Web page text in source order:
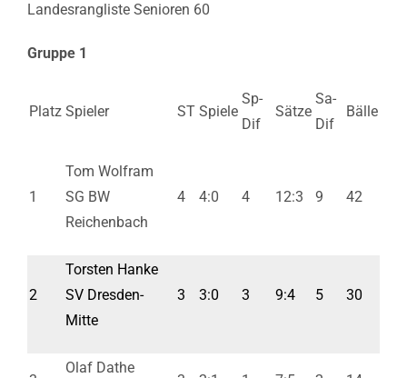
Landesrangliste Senioren 60
Gruppe 1
Platz Spieler ST Spiele
Sp-
Dif
Sätze
Sa-
Dif
Bälle
1
Tom Wolfram
SG BW
Reichenbach
4 4:0 4 12:3 9 42
2
Torsten Hanke
SV Dresden-
Mitte
3 3:0 3 9:4 5 30
Olaf Dathe